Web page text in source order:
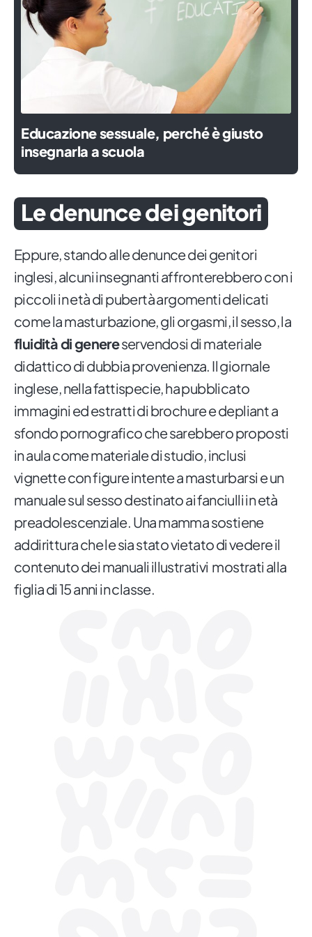
Educazione sessuale, perché è giusto
insegnarla a scuola
Le denunce dei genitori
Eppure, stando alle denunce dei genitori
inglesi, alcuni insegnanti affronterebbero con i
piccoli in età di pubertà argomenti delicati
come la masturbazione, gli orgasmi, il sesso, la
fluidità di genereservendosi di materiale
didattico di dubbia provenienza. Il giornale
inglese, nella fattispecie, ha pubblicato
immagini ed estratti di brochure e depliant a
sfondo pornografico che sarebbero proposti
in aula come materiale di studio, inclusi
vignette con figure intente a masturbarsi e un
manuale sul sesso destinato ai fanciulli in età
preadolescenziale. Una mamma sostiene
addirittura che le sia stato vietato di vedere il
contenuto dei manuali illustrativi mostrati alla
figlia di 15 anni in classe.